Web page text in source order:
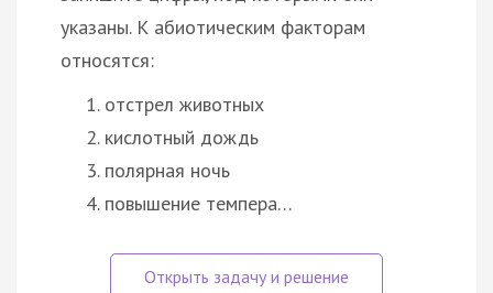
указаны. К абиотическим факторам
относятся:
отстрел животных
кислотный дождь
полярная ночь
повышение темпера…